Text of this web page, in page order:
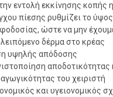
εντολή εκκίνησης κοπής
πίεσης ρυθμίζει το ύψος
ώστε να μην
δέρμα στο κρέας
υψηλής απόδοσης
αποδοτικότητας
του χειριστή
και υγειονομικός